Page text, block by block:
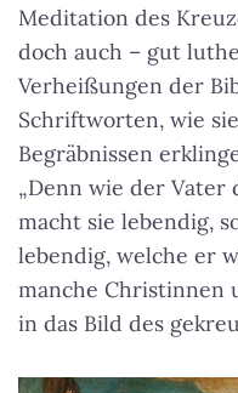
Meditation des
doch auch – gut
Verheißungen der
Schriftworten, wie
Begräbnissen
„Denn wie der Vater
macht sie lebendig,
lebendig, welche er
manche Christinnen
in das Bild des